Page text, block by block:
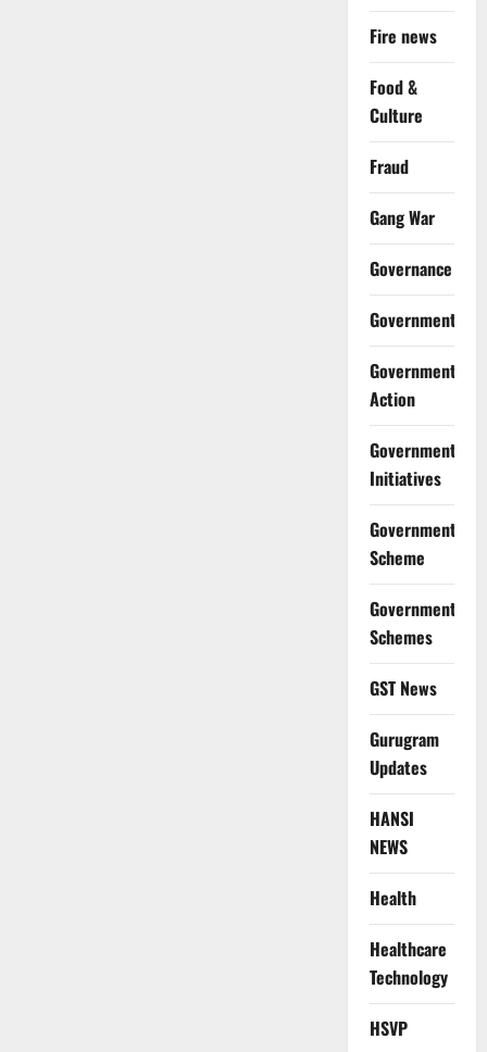
Fire news
Food &
Culture
Fraud
Gang War
Governance
Government
Government
Action
Government
Initiatives
Government
Scheme
Government
Schemes
GST News
Gurugram
Updates
HANSI
NEWS
Health
Healthcare
Technology
HSVP